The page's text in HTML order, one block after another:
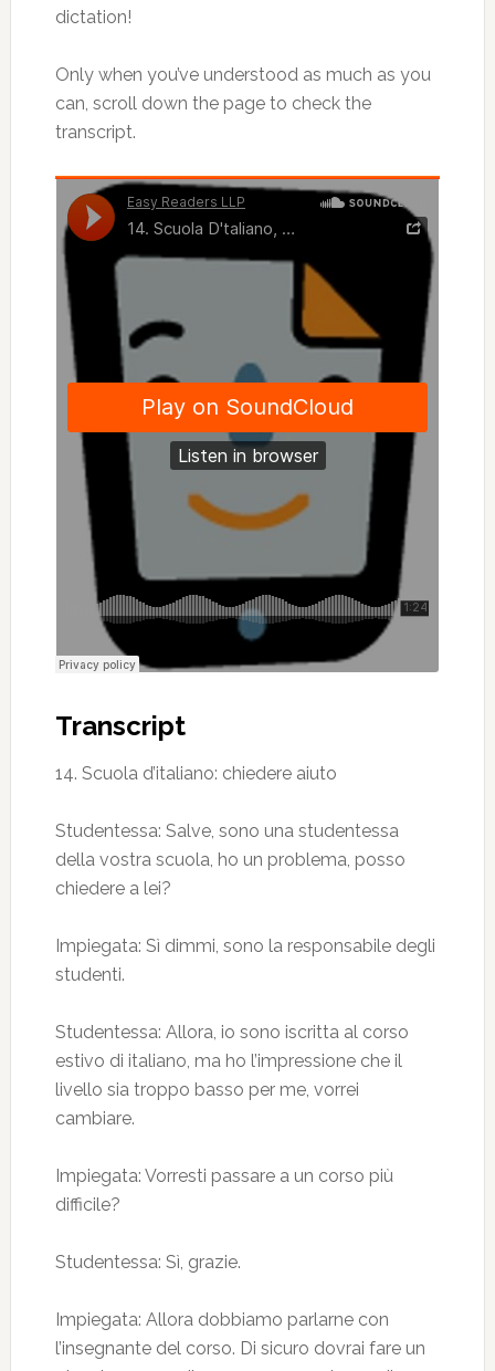
dictation!
Only when you’ve understood as much as you
can, scroll down the page to check the
transcript.
Transcript
14. Scuola d’italiano: chiedere aiuto
Studentessa: Salve, sono una studentessa
della vostra scuola, ho un problema, posso
chiedere a lei?
Impiegata: Sì dimmi, sono la responsabile degli
studenti.
Studentessa: Allora, io sono iscritta al corso
estivo di italiano, ma ho l’impressione che il
livello sia troppo basso per me, vorrei
cambiare.
Impiegata: Vorresti passare a un corso più
difficile?
Studentessa: Sì, grazie.
Impiegata: Allora dobbiamo parlarne con
l’insegnante del corso. Di sicuro dovrai fare un